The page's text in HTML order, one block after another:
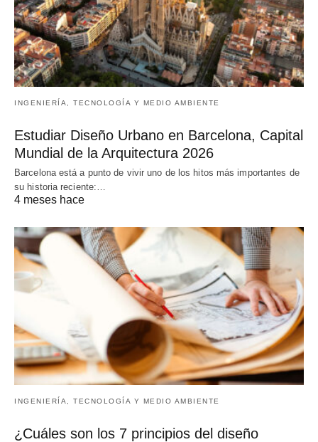
INGENIERÍA, TECNOLOGÍA Y MEDIO AMBIENTE
Estudiar Diseño Urbano en Barcelona, Capital
Mundial de la Arquitectura 2026
Barcelona está a punto de vivir uno de los hitos más importantes de
su historia reciente:…
4 meses hace
INGENIERÍA, TECNOLOGÍA Y MEDIO AMBIENTE
¿Cuáles son los 7 principios del diseño